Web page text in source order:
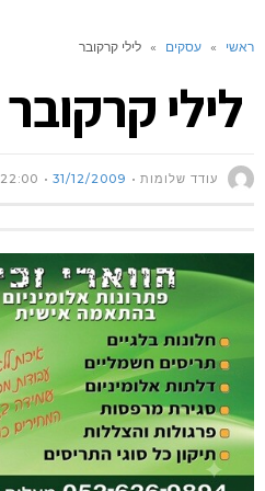
ראשי » עסקים » לילי קרקובר
לילי קרקובר
עודד שלומות 31/12/2009
22:00